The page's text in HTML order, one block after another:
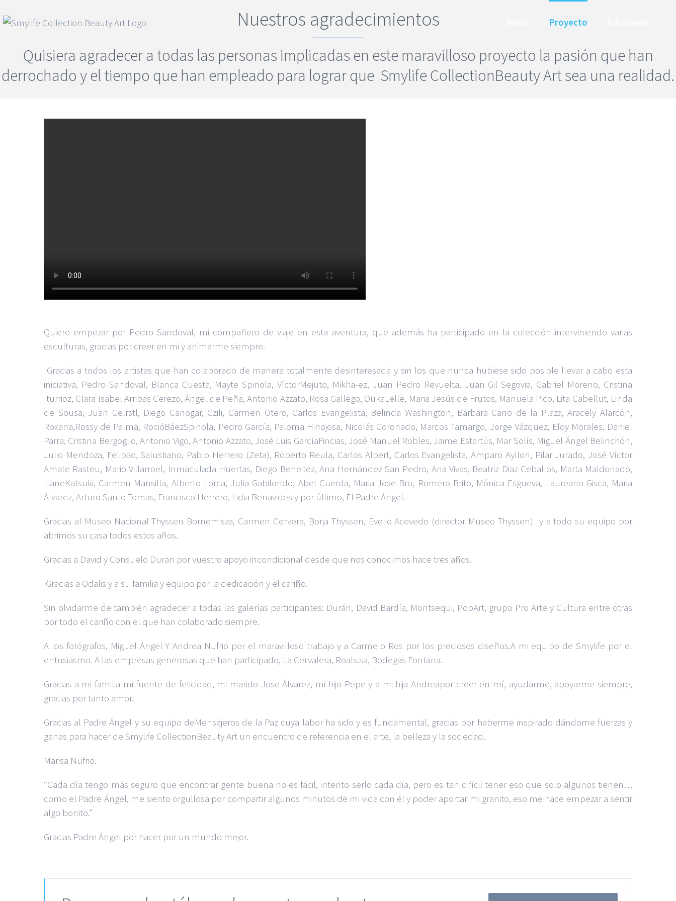
to
Proyecto
Nuestros agradecimientos
Quisiera agradecer a todas las personas implicadas en este maravilloso proyecto la pasión que han
derrochado y el tiempo que han empleado para lograr que Smylife CollectionBeauty Art sea una realidad.
Quiero empezar por Pedro Sandoval, mi compañero de viaje en esta aventura, que además ha participado en la colección interviniendo varias
esculturas, gracias por creer en mi y animarme siempre.
Gracias a todos los artistas que han colaborado de manera totalmente desinteresada y sin los que nunca hubiese sido posible llevar a cabo esta
iniciativa, Pedro Sandoval, Blanca Cuesta, Mayte Spinola, VíctorMejuto, Mikha-ez, Juan Pedro Revuelta, Juan Gil Segovia, Gabriel Moreno, Cristina
Iturrioz, Clara Isabel Arribas Cerezo, Ángel de Peña, Antonio Azzato, Rosa Gallego, OukaLelle, Maria Jesús de Frutos, Manuela Pico, Lita Cabellut, Linda
de Sousa, Juan Gelrstl, Diego Canogar, Czili, Carmen Otero, Carlos Evangelista, Belinda Washington, Bárbara Cano de la Plaza, Aracely Alarcón,
Roxana,Rossy de Palma, RocióBáezSpinola, Pedro García, Paloma Hinojosa, Nicolás Coronado, Marcos Tamargo, Jorge Vázquez, Eloy Morales, Daniel
Parra, Cristina Bergoglio, Antonio Vigo, Antonio Azzato, José Luis GarcíaFincias, José Manuel Robles, Jaime Estartús, Mar Solís, Miguel Ángel Belinchón,
Julio Mendoza, Felipao, Salustiano, Pablo Herrero (Zeta), Roberto Reula, Carlos Albert, Carlos Evangelista, Amparo Ayllon, Pilar Jurado, José Víctor
Amate Rasteu, Mario Villarroel, Inmaculada Huertas, Diego Beneitez, Ana Hernández San Pedro, Ana Vivas, Beatriz Diaz Ceballos, Marta Maldonado,
LianeKatsuki, Carmen Mansilla, Alberto Lorca, Julia Gabilondo, Abel Cuerda, Maria Jose Bro, Romero Brito, Mónica Esgueva, Laureano Gisca, Maria
Álvarez, Arturo Santo Tomas, Francisco Herrero, Lidia Benavides y por último, El Padre Ángel.
Gracias al Museo Nacional Thyssen Bornemisza, Carmen Cervera, Borja Thyssen, Evelio Acevedo (director Museo Thyssen) y a todo su equipo por
abrirnos su casa todos estos años.
Gracias a David y Consuelo Duran por vuestro apoyo incondicional desde que nos conocimos hace tres años.
Gracias a Odalis y a su familia y equipo por la dedicación y el cariño.
Sin olvidarme de también agradecer a todas las galerías participantes: Durán, David Bardía, Montsequi, PopArt, grupo Pro Arte y Cultura entre otras
por todo el cariño con el que han colaborado siempre.
A los fotógrafos, Miguel Ángel Y Andrea Nufrio por el maravilloso trabajo y a Carmelo Ros por los preciosos diseños.A mi equipo de Smylife por el
entusiasmo. A las empresas generosas que han participado, La Cervalera, Roals.sa, Bodegas Fontana.
Gracias a mi familia mi fuente de felicidad, mi marido Jose Álvarez, mi hijo Pepe y a mi hija Andreapor creer en mí, ayudarme, apoyarme siempre,
gracias por tanto amor.
Gracias al Padre Ángel y su equipo deMensajeros de la Paz cuya labor ha sido y es fundamental, gracias por haberme inspirado dándome fuerzas y
ganas para hacer de Smylife CollectionBeauty Art un encuentro de referencia en el arte, la belleza y la sociedad.
Marisa Nufrio.
“Cada día tengo más seguro que encontrar gente buena no es fácil, intento serlo cada día, pero es tan difícil tener eso que solo algunos tienen…
como el Padre Ángel, me siento orgullosa por compartir algunos minutos de mi vida con él y poder aportar mi granito, eso me hace empezar a sentir
algo bonito.”
Gracias Padre Ángel por hacer por un mundo mejor.